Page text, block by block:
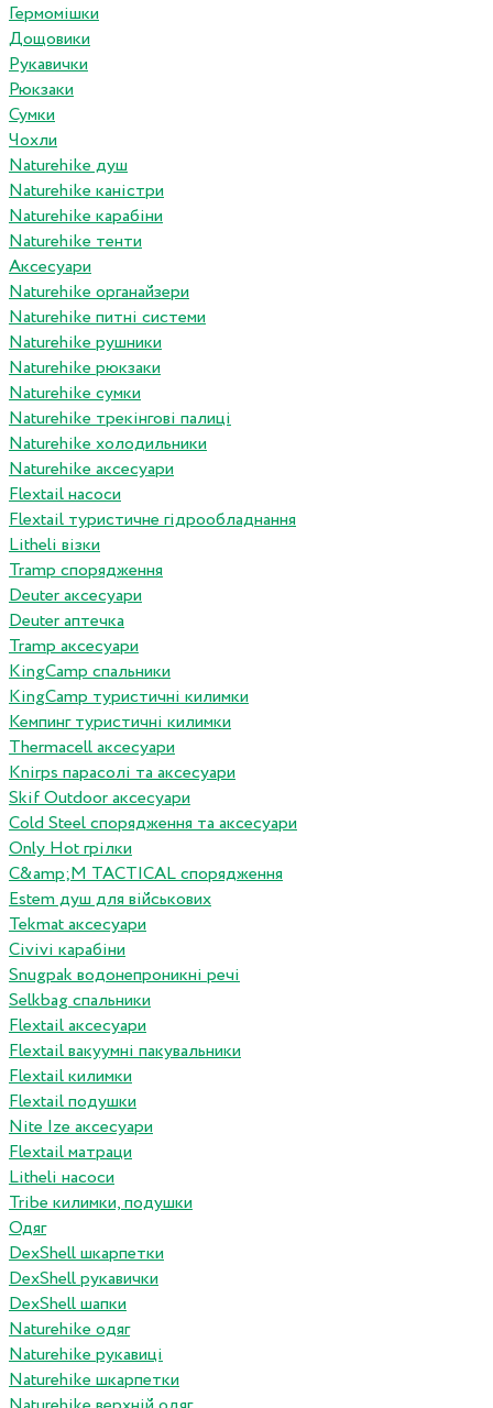
Гермомішки
Дощовики
Рукавички
Рюкзаки
Сумки
Чохли
Naturehike душ
Naturehike каністри
Naturehike карабіни
Naturehike тенти
Аксесуари
Naturehike органайзери
Naturehike питні системи
Naturehike рушники
Naturehike рюкзаки
Naturehike сумки
Naturehike трекінгові палиці
Naturehike холодильники
Naturehike аксесуари
Flextail насоси
Flextail туристичне гідрообладнання
Litheli візки
Tramp спорядження
Deuter аксесуари
Deuter аптечка
Tramp аксесуари
KingCamp спальники
KingCamp туристичні килимки
Кемпинг туристичні килимки
Thermacell аксесуари
Knirps парасолі та аксесуари
Skif Outdoor аксесуари
Cold Steel спорядження та аксесуари
Only Hot грілки
C&amp;M TACTICAL спорядження
Estem душ для військових
Tekmat аксесуари
Сivivi карабіни
Snugpak водонепроникні речі
Selkbag спальники
Flextail аксесуари
Flextail вакуумні пакувальники
Flextail килимки
Flextail подушки
Nite Ize аксесуари
Flextail матраци
Litheli насоси
Tribe килимки, подушки
Одяг
DexShell шкарпетки
DexShell рукавички
DexShell шапки
Naturehike одяг
Naturehike рукавиці
Naturehike шкарпетки